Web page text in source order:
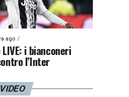
ago
i bianconeri
l’Inter
VIDEO